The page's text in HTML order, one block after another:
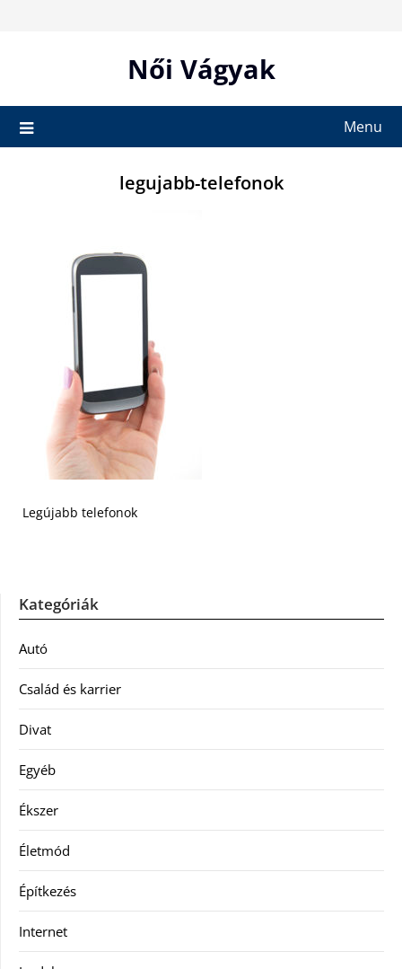
Női Vágyak
Menu
legujabb-telefonok
Legújabb telefonok
Kategóriák
Autó
Család és karrier
Divat
Egyéb
Ékszer
Életmód
Építkezés
Internet